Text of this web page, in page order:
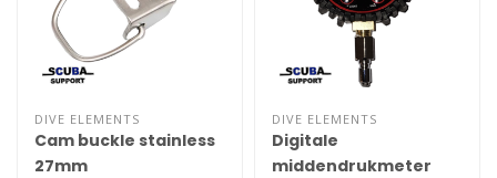
DIVE ELEMENTS
Cam buckle stainless
27mm
DIVE ELEMENTS
Digitale
middendrukmeter